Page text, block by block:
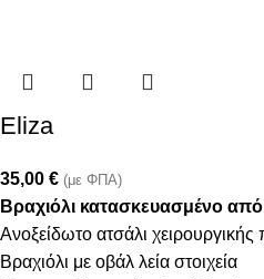
Eliza
35,00 € (με ΦΠΑ)
Βραχιόλι κατασκευασμένο
Ανοξείδωτο ατσάλι
Βραχιόλι με οβάλ λεία στοιχεία